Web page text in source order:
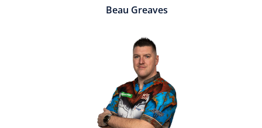
Beau Greaves